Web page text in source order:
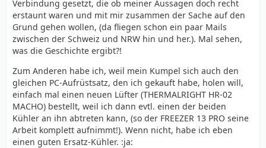
Verbindung gesetzt, die ob meiner Aussagen doch recht
erstaunt waren und mit mir zusammen der Sache auf den
Grund gehen wollen, (da fliegen schon ein paar Mails
zwischen der Schweiz und NRW hin und her.). Mal sehen,
was die Geschichte ergibt?!
Zum Anderen habe ich, weil mein Kumpel sich auch den
gleichen PC-Aufrüstsatz, den ich gekauft habe, holen will,
einfach mal einen neuen Lüfter (THERMALRIGHT HR-02
MACHO) bestellt, weil ich dann evtl. einen der beiden
Kühler an ihn abtreten kann, (so der FREEZER 13 PRO seine
Arbeit komplett aufnimmt!). Wenn nicht, habe ich eben
einen guten Ersatz-Kühler. :ja: